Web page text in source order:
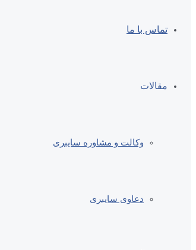
تماس با ما
مقالات
وکالت و مشاوره سایبری
دعاوی سایبری